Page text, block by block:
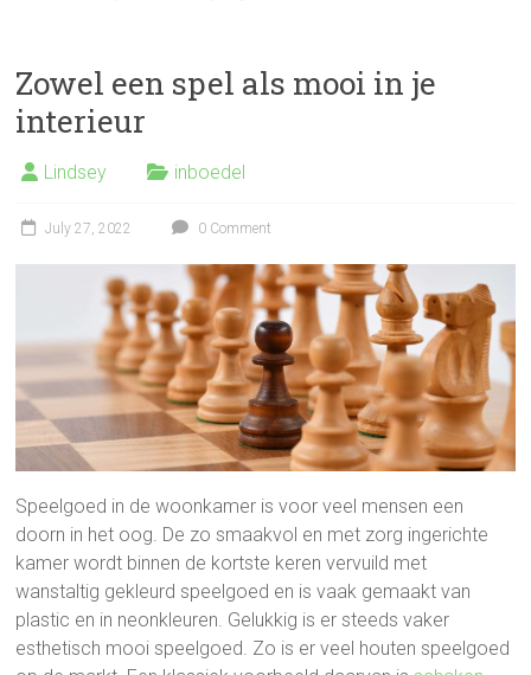
Zowel een spel als mooi in je
interieur
Lindsey inboedel
July 27, 2022 0 Comment
Speelgoed in de woonkamer is voor veel mensen een
doorn in het oog. De zo smaakvol en met zorg ingerichte
kamer wordt binnen de kortste keren vervuild met
wanstaltig gekleurd speelgoed en is vaak gemaakt van
plastic en in neonkleuren. Gelukkig is er steeds vaker
esthetisch mooi speelgoed. Zo is er veel houten speelgoed